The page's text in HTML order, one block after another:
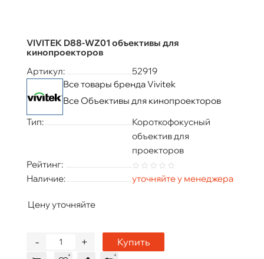
VIVITEK D88-WZ01 объективы для
кинопроекторов
Артикул:
52919
Все товары бренда Vivitek
Все Объективы для кинопроекторов
Тип:
Короткофокусный
объектив для
проекторов
Рейтинг:
Наличие:
уточняйте у менеджера
Цену уточняйте
+
- Купить